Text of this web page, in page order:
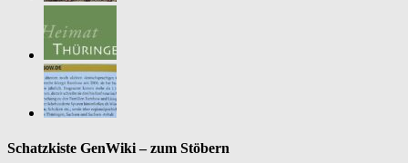
Schatzkiste GenWiki – zum Stöbern